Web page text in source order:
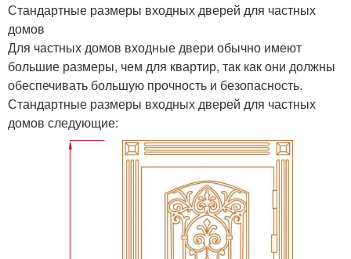
Стандартные размеры входных дверей для частных
домов
Для частных домов входные двери обычно имеют
большие размеры, чем для квартир, так как они должны
обеспечивать большую прочность и безопасность.
Стандартные размеры входных дверей для частных
домов следующие: